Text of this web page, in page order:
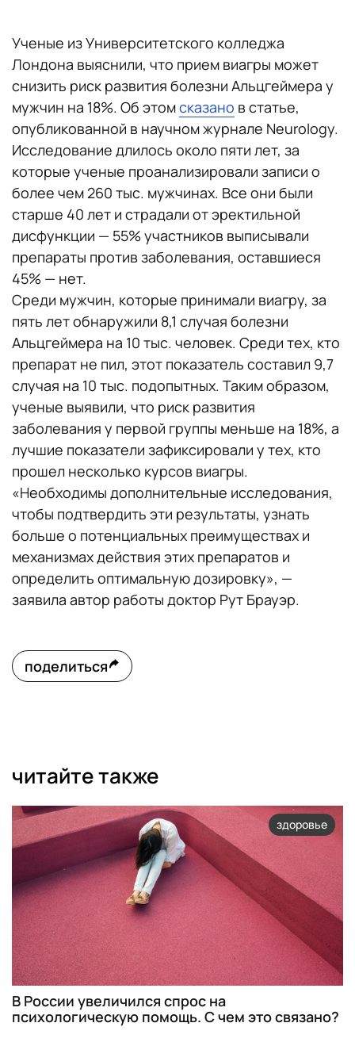
Ученые из Университетского колледжа
Лондона выяснили, что прием виагры может
снизить риск развития болезни Альцгеймера у
мужчин на 18%. Об этомсказано в статье,
опубликованной в научном журнале Neurology.
Исследование длилось около пяти лет, за
которые ученые проанализировали записи о
более чем 260 тыс. мужчинах. Все они были
старше 40 лет и страдали от эректильной
дисфункции — 55% участников выписывали
препараты против заболевания, оставшиеся
45% — нет.
Среди мужчин, которые принимали виагру, за
пять лет обнаружили 8,1 случая болезни
Альцгеймера на 10 тыс. человек. Среди тех, кто
препарат не пил, этот показатель составил 9,7
случая на 10 тыс. подопытных. Таким образом,
ученые выявили, что риск развития
заболевания у первой группы меньше на 18%, а
лучшие показатели зафиксировали у тех, кто
прошел несколько курсов виагры.
«Необходимы дополнительные исследования,
чтобы подтвердить эти результаты, узнать
больше о потенциальных преимуществах и
механизмах действия этих препаратов и
определить оптимальную дозировку», —
заявила автор работы доктор Рут Брауэр.
поделиться
читайте также
здоровье
В России увеличился спрос на
психологическую помощь. С чем это связано?